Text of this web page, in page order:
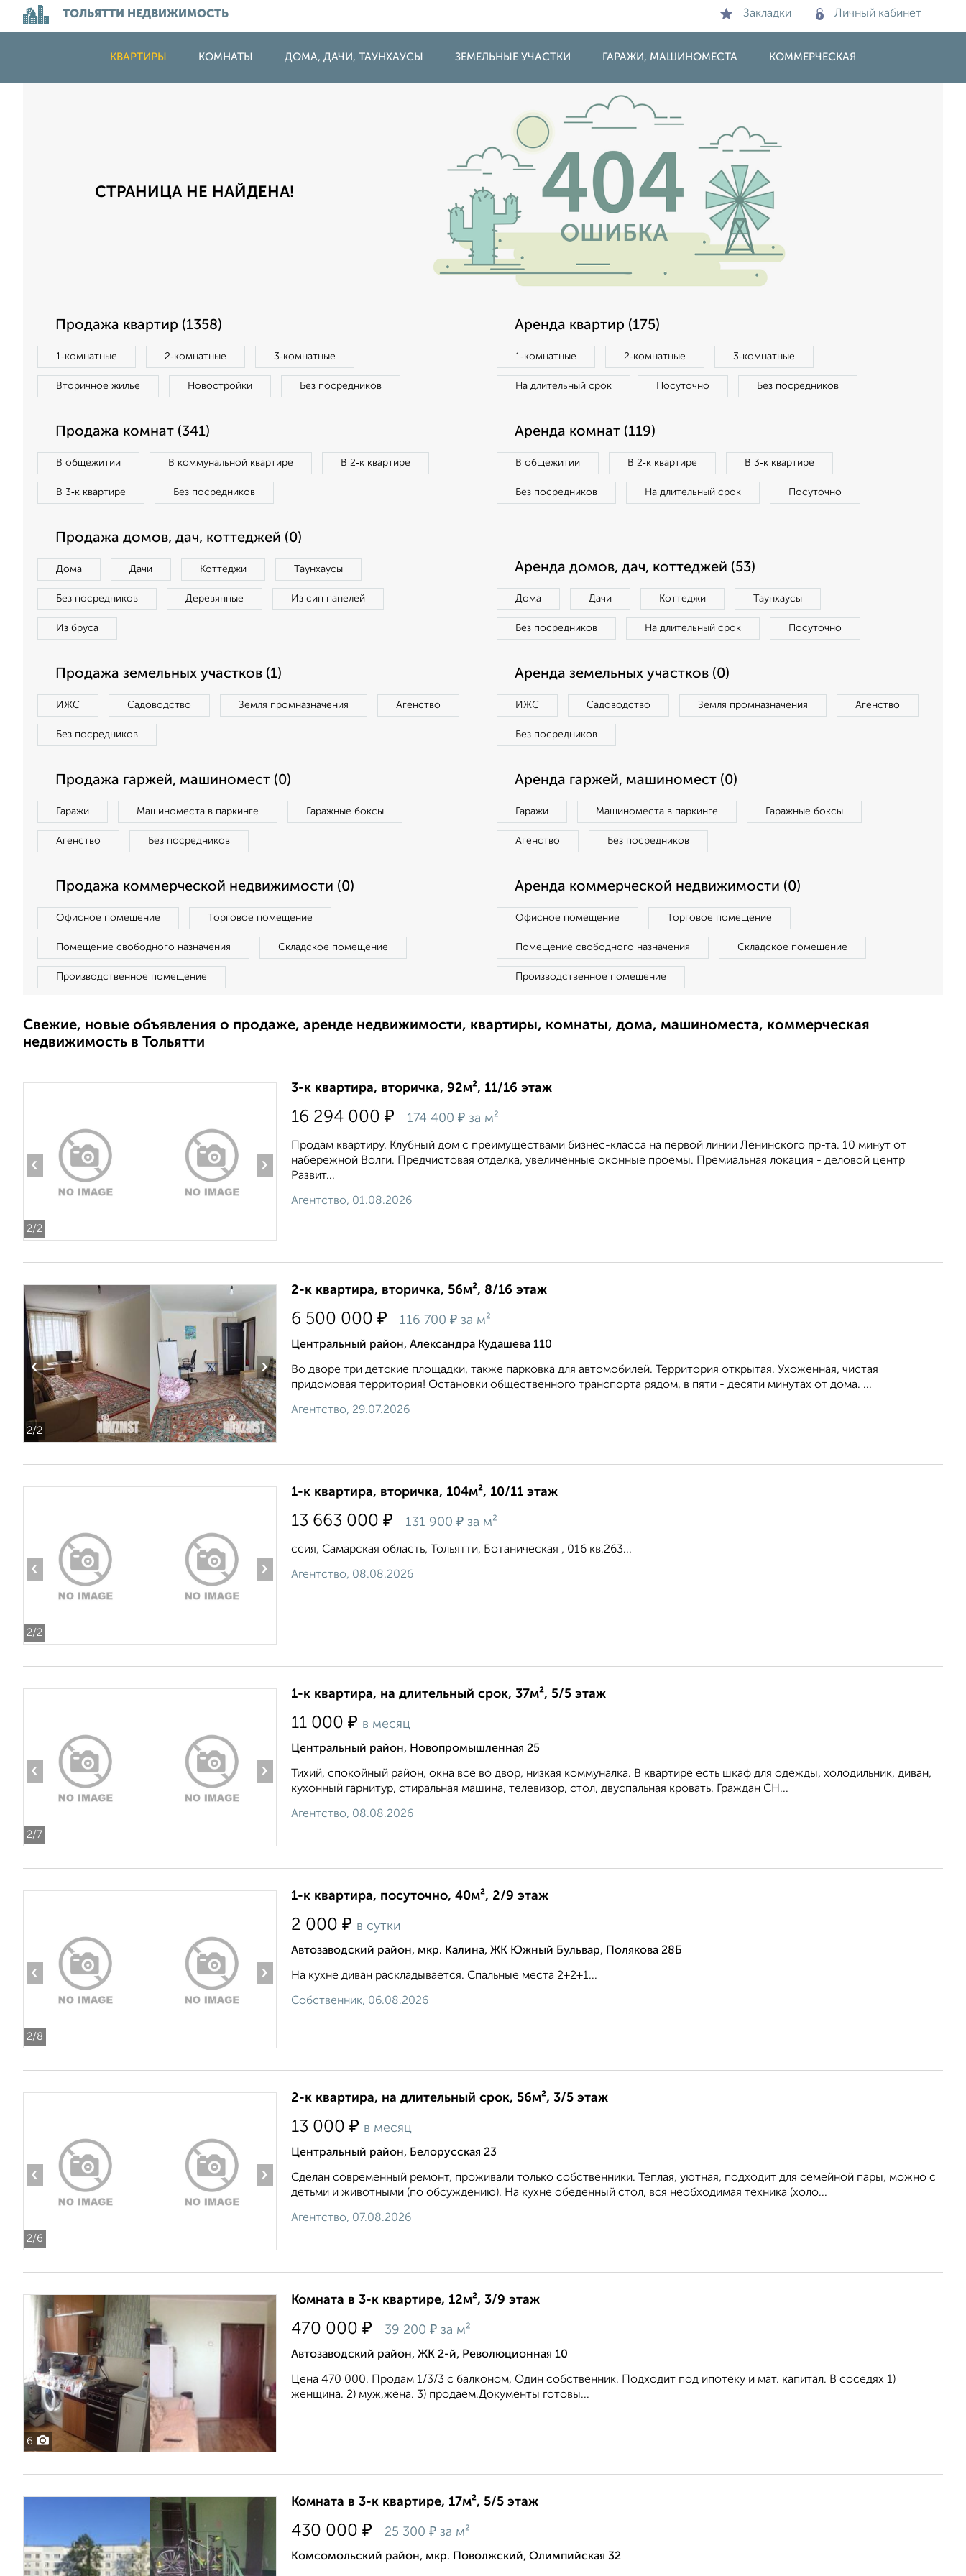
ТОЛЬЯТТИ НЕДВИЖИМОСТЬ Закладки Личный кабинет
КВАРТИРЫ КОМНАТЫ ДОМА, ДАЧИ, ТАУНХАУСЫ ЗЕМЕЛЬНЫЕ УЧАСТКИ ГАРАЖИ, МАШИНОМЕСТА КОММЕРЧЕСКАЯ
СТРАНИЦА НЕ НАЙДЕНА!
Продажа квартир (1358)
1‑комнатные 2‑комнатные 3‑комнатные
Вторичное жилье Новостройки Без посредников
Аренда квартир (175)
1‑комнатные 2‑комнатные 3‑комнатные
На длительный срок Посуточно Без посредников
Продажа комнат (341)
В общежитии В коммунальной квартире В 2‑к квартире
В 3‑к квартире Без посредников
Аренда комнат (119)
В общежитии В 2‑к квартире В 3‑к квартире
Без посредников На длительный срок Посуточно
Продажа домов, дач, коттеджей (0)
Дома Дачи Коттеджи Таунхаусы
Без посредников Деревянные Из сип панелей
Из бруса
Аренда домов, дач, коттеджей (53)
Дома Дачи Коттеджи Таунхаусы
Без посредников На длительный срок Посуточно
Продажа земельных участков (1)
ИЖС Садоводство Земля промназначения Агенство
Без посредников
Аренда земельных участков (0)
ИЖС Садоводство Земля промназначения Агенство
Без посредников
Продажа гаржей, машиномест (0)
Гаражи Машиноместа в паркинге Гаражные боксы
Агенство Без посредников
Аренда гаржей, машиномест (0)
Гаражи Машиноместа в паркинге Гаражные боксы
Агенство Без посредников
Продажа коммерческой недвижимости (0)
Офисное помещение Торговое помещение
Помещение свободного назначения Складское помещение
Производственное помещение
Аренда коммерческой недвижимости (0)
Офисное помещение Торговое помещение
Помещение свободного назначения Складское помещение
Производственное помещение
Свежие, новые объявления о продаже, аренде недвижимости, квартиры, комнаты, дома, машиноместа, коммерческая
недвижимость в Тольятти
2/2
‹ ›
3-к квартира, вторичка, 92м², 11/16 этаж
16 294 000 ₽ 174 400 ₽ за м²
Продам квартиру. Клубный дом с преимуществами бизнес-класса на первой линии Ленинского пр-та. 10 минут от
набережной Волги. Предчистовая отделка, увеличенные оконные проемы. Премиальная локация - деловой центр
Развит...
Агентство, 01.08.2026
2/2
‹ ›
2-к квартира, вторичка, 56м², 8/16 этаж
6 500 000 ₽ 116 700 ₽ за м²
Центральный район, Александра Кудашева 110
Во дворе три детские площадки, также парковка для автомобилей. Территория открытая. Ухоженная, чистая
придомовая территория! Остановки общественного транспорта рядом, в пяти - десяти минутах от дома. ...
Агентство, 29.07.2026
2/2
‹ ›
1-к квартира, вторичка, 104м², 10/11 этаж
13 663 000 ₽ 131 900 ₽ за м²
ссия, Самарская область, Тольятти, Ботаническая , 016 кв.263...
Агентство, 08.08.2026
2/7
‹ ›
1-к квартира, на длительный срок, 37м², 5/5 этаж
11 000 ₽ в месяц
Центральный район, Новопромышленная 25
Тихий, спокойный район, окна все во двор, низкая коммуналка. В квартире есть шкаф для одежды, холодильник, диван,
кухонный гарнитур, стиральная машина, телевизор, стол, двуспальная кровать. Граждан СН...
Агентство, 08.08.2026
2/8
‹ ›
1-к квартира, посуточно, 40м², 2/9 этаж
2 000 ₽ в сутки
Автозаводский район, мкр. Калина, ЖК Южный Бульвар, Полякова 28Б
На кухне диван раскладывается. Спальные места 2+2+1...
Собственник, 06.08.2026
2/6
‹ ›
2-к квартира, на длительный срок, 56м², 3/5 этаж
13 000 ₽ в месяц
Центральный район, Белорусская 23
Сделан современный ремонт, проживали только собственники. Теплая, уютная, подходит для семейной пары, можно с
детьми и животными (по обсуждению). На кухне обеденный стол, вся необходимая техника (холо...
Агентство, 07.08.2026
6
Комната в 3-к квартире, 12м², 3/9 этаж
470 000 ₽ 39 200 ₽ за м²
Автозаводский район, ЖК 2-й, Революционная 10
Цена 470 000. Продам 1/3/3 с балконом, Один собственник. Подходит под ипотеку и мат. капитал. В соседях 1)
женщина. 2) муж,жена. 3) продаем.Документы готовы...
Комната в 3-к квартире, 17м², 5/5 этаж
430 000 ₽ 25 300 ₽ за м²
Комсомольский район, мкр. Поволжский, Олимпийская 32